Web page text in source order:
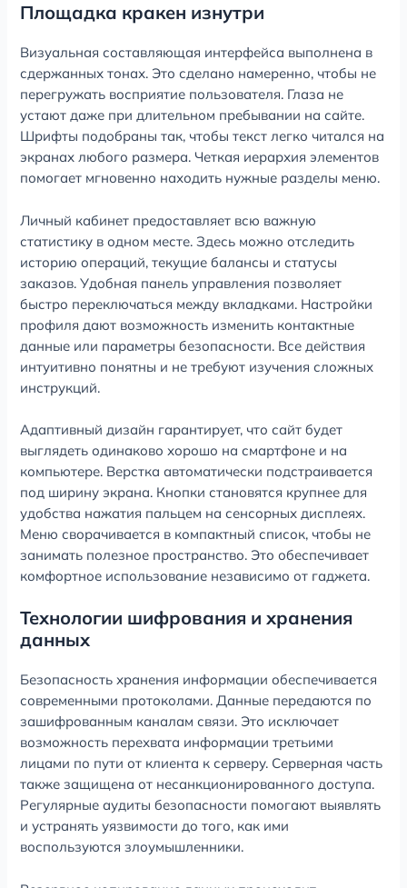
Площадка кракен изнутри
Визуальная составляющая интерфейса выполнена в
сдержанных тонах. Это сделано намеренно, чтобы не
перегружать восприятие пользователя. Глаза не
устают даже при длительном пребывании на сайте.
Шрифты подобраны так, чтобы текст легко читался на
экранах любого размера. Четкая иерархия элементов
помогает мгновенно находить нужные разделы меню.
Личный кабинет предоставляет всю важную
статистику в одном месте. Здесь можно отследить
историю операций, текущие балансы и статусы
заказов. Удобная панель управления позволяет
быстро переключаться между вкладками. Настройки
профиля дают возможность изменить контактные
данные или параметры безопасности. Все действия
интуитивно понятны и не требуют изучения сложных
инструкций.
Адаптивный дизайн гарантирует, что сайт будет
выглядеть одинаково хорошо на смартфоне и на
компьютере. Верстка автоматически подстраивается
под ширину экрана. Кнопки становятся крупнее для
удобства нажатия пальцем на сенсорных дисплеях.
Меню сворачивается в компактный список, чтобы не
занимать полезное пространство. Это обеспечивает
комфортное использование независимо от гаджета.
Технологии шифрования и хранения
данных
Безопасность хранения информации обеспечивается
современными протоколами. Данные передаются по
зашифрованным каналам связи. Это исключает
возможность перехвата информации третьими
лицами по пути от клиента к серверу. Серверная часть
также защищена от несанкционированного доступа.
Регулярные аудиты безопасности помогают выявлять
и устранять уязвимости до того, как ими
воспользуются злоумышленники.